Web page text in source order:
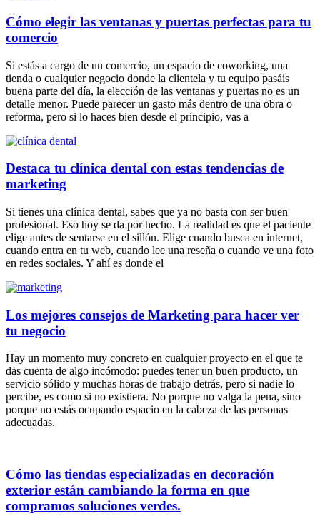
Cómo elegir las ventanas y puertas perfectas para tu
comercio
Si estás a cargo de un comercio, un espacio de coworking, una
tienda o cualquier negocio donde la clientela y tu equipo pasáis
buena parte del día, la elección de las ventanas y puertas no es un
detalle menor. Puede parecer un gasto más dentro de una obra o
reforma, pero si lo haces bien desde el principio, vas a
Destaca tu clínica dental con estas tendencias de
marketing
Si tienes una clínica dental, sabes que ya no basta con ser buen
profesional. Eso hoy se da por hecho. La realidad es que el paciente
elige antes de sentarse en el sillón. Elige cuando busca en internet,
cuando entra en tu web, cuando lee una reseña o cuando ve una foto
en redes sociales. Y ahí es donde el
Los mejores consejos de Marketing para hacer ver
tu negocio
Hay un momento muy concreto en cualquier proyecto en el que te
das cuenta de algo incómodo: puedes tener un buen producto, un
servicio sólido y muchas horas de trabajo detrás, pero si nadie lo
percibe, es como si no existiera. No porque no valga la pena, sino
porque no estás ocupando espacio en la cabeza de las personas
adecuadas.
Cómo las tiendas especializadas en decoración
exterior están cambiando la forma en que
compramos soluciones verdes.